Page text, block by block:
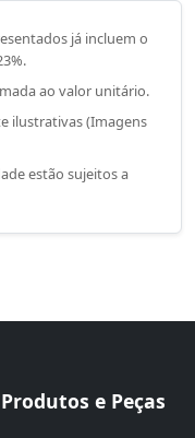
já incluem o
ao valor unitário.
ilustrativas (Imagens
estão sujeitos a
Produtos e Peças